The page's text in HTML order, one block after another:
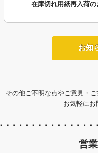
在庫切れ用紙再入荷の
お知
その他ご不明な点やご意見・
お気軽にお
営